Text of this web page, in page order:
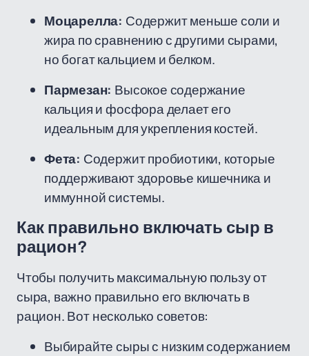
Моцарелла: Содержит меньше соли и
жира по сравнению с другими сырами,
но богат кальцием и белком.
Пармезан: Высокое содержание
кальция и фосфора делает его
идеальным для укрепления костей.
Фета: Содержит пробиотики, которые
поддерживают здоровье кишечника и
иммунной системы.
Как правильно включать сыр в
рацион?
Чтобы получить максимальную пользу от
сыра, важно правильно его включать в
рацион. Вот несколько советов:
Выбирайте сыры с низким содержанием